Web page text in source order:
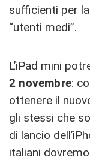
sufficienti per
“utenti medi”.
L’iPad mini
2 novembre:
ottenere il
gli stessi che
di lancio
italiani